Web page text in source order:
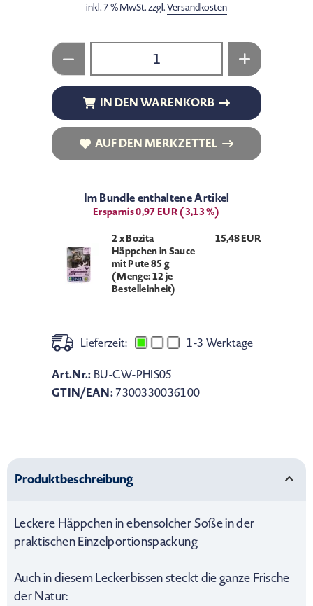
inkl. 7 % MwSt. zzgl.Versandkosten
IN DEN WARENKORB
IN DEN WARENKORB
AUF DEN MERKZETTEL
AUF DEN MERKZETTEL
Im Bundle enthaltene Artikel
Ersparnis 0,97 EUR (3,13 %)
2 x Bozita
Häppchen in Sauce
mit Pute 85 g
(Menge: 12 je
Bestelleinheit)
15,48 EUR
Lieferzeit: 1-3 Werktage
Art.Nr.: BU-CW-PHIS05
GTIN/EAN:7300330036100
Produktbeschreibung
Leckere Häppchen in ebensolcher Soße in der
praktischen Einzelportionspackung
Auch in diesem Leckerbissen steckt die ganze Frische
der Natur: